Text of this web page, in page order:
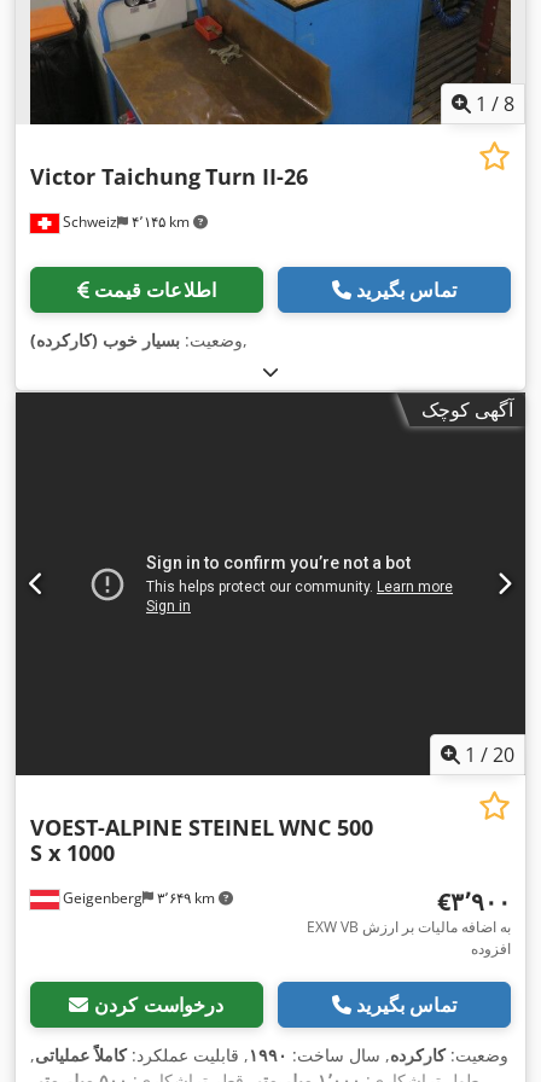
1 /8
Schweiz ۴٬۱۴۵ km
Victor TaichungTurn II-26
اطلاعات قیمت تماس بگیرید
وضعیت: بسیار خوب (کارکرده) ,
آگهی کوچک
1 /20
Geigenberg ۳٬۶۴۹ km
VOEST-ALPINE STEINELWNC 500
S x 1000
‎€۳٬۹۰۰
EXW VB به اضافه مالیات بر ارزش
افزوده
درخواست کردن تماس بگیرید
وضعیت:کارکرده, سال ساخت: ۱۹۹۰, قابلیت عملکرد:کاملاً عملیاتی,